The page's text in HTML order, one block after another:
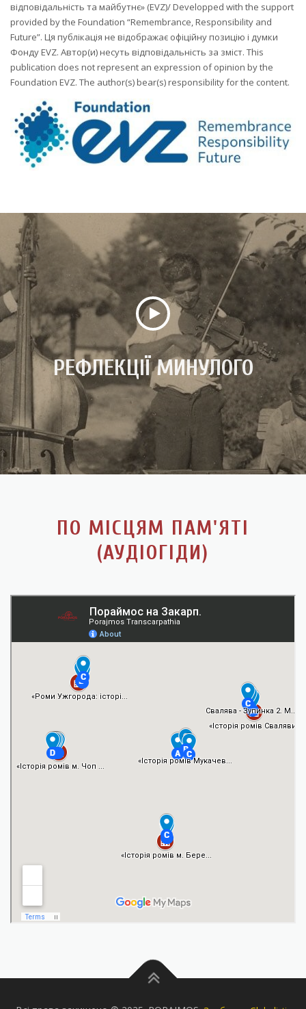
відповідальність та майбутнє» (EVZ)/ Developped with the support
provided by the Foundation “Remembrance, Responsibility and
Future”. Ця публікація не відображає офіційну позицію і думки
Фонду EVZ. Автор(и) несуть відповідальність за зміст. This
publication does not represent an expression of opinion by the
Foundation EVZ. The author(s) bear(s) responsibility for the content.
РЕФЛЕКЦІЇ МИНУЛОГО
ПО МІСЦЯМ ПАМ'ЯТІ
(АУДІОГІДИ)